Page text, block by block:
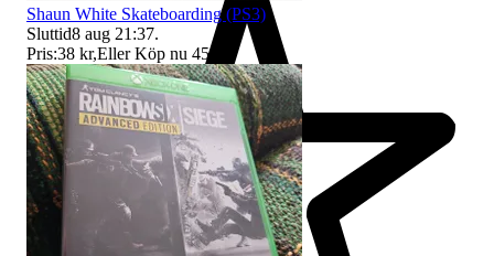
Shaun White Skateboarding (PS3)
Sluttid8 aug 21:37.
Pris:38 kr,Eller Köp nu 45 kr